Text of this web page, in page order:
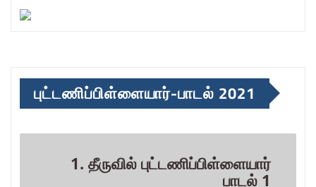
புட்டணிப்பிள்ளையார்-பாடல் 2021
1. தீருவில் புட்டணிப்பிள்ளையார்
பாடல் 1